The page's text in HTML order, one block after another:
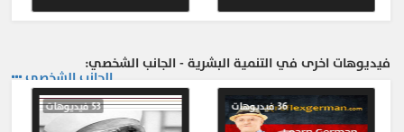
فيديوهات اخرى في التنمية البشرية - الجانب الشخصي:
الجانب الشخصي
36 فيديوهات 53 فيديوهات